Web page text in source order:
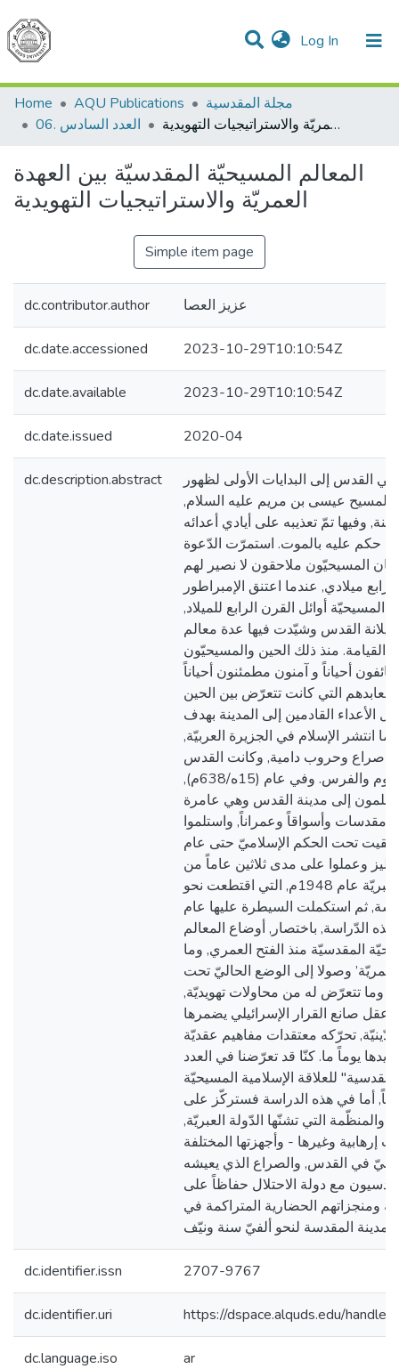
Log In (current)
Communities & Collections
All of DSpace
Home
AQU Publications
مجلة المقدسية
06. العدد السادس
المعالم المسيحيّة المقدسيّة بين العهدة العمريّة والاستراتيجيات التهويدية
المعالم المسيحيّة المقدسيّة بين العهدة
العمريّة والاستراتيجيات التهويدية
Simple item page
dc.contributor.author عزيز العصا
dc.date.accessioned 2023-10-29T10:10:54Z
dc.date.available 2023-10-29T10:10:54Z
dc.date.issued 2020-04
dc.description.abstract
القدس إلى البدايات الأولى لظهور
المسيح عيسى بن مريم عليه السلام,
وفيها تمّ تعذيبه على أيادي أعدائه
حكم عليه بالموت. استمرّت الدّعوة
المسيحيّون ملاحقون لا نصير لهم
ميلادي, عندما اعتنق الإمبراطور
أوائل القرن الرابع للميلاد,
القدس وشيّدت فيها عدة معالم
القيامة. منذ ذلك الحين والمسيحيّون
أحياناً و آمنون مطمئنون أحياناً
التي كانت تتعرّض بين الحين
الأعداء القادمين إلى المدينة بهدف
انتشر الإسلام في الجزيرة العربيّة,
صراع وحروب دامية, وكانت القدس
ميداناً للصراع بين الرّوم والفرس. وفي عام (15ه/638م),
إلى مدينة القدس وهي عامرة
ومقدسات وأسواقاً وعمراناً, واستلموا
وبقيت تحت الحكم الإسلاميّ حتى عام
الإنكليز وعملوا على مدى ثلاثين عاماً من
أجل إنشاء الدّولة العبريّة عام 1948م, التي اقتطعت نحو
ثم استكملت السيطرة عليها عام
هذه الدّراسة, باختصار, أوضاع المعالم
المقدسيّة منذ الفتح العمري, وما
وصولا إلى الوضع الحاليّ تحت
وما تتعرّض له من محاولات تهويديّة,
صانع القرار الإسرائيلي يضمرها
تحرّكه معتقدات مفاهيم عقديّة
يوماً ما. كنّا قد تعرّضنا في العدد
للعلاقة الإسلامية المسيحيّة
أما في هذه الدراسة فستركّز على
والمنظّمة التي تشنّها الدّولة العبريّة,
إرهابية وغيرها - وأجهزتها المختلفة
في القدس, والصراع الذي يعيشه
مع دولة الاحتلال حفاظاً على
ومنجزاتهم الحضارية المتراكمة في
dc.identifier.issn 2707-9767
dc.identifier.uri https://dspace.alquds.edu/
dc.language.iso ar